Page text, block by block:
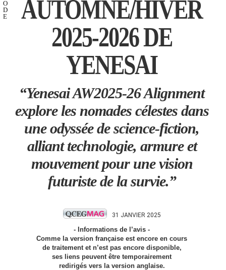
O
D
E
AUTOMNE/HIVER
2025-2026 DE
YENESAI
“Yenesai AW2025-26 Alignment
explore les nomades célestes dans
une odyssée de science-fiction,
alliant technologie, armure et
mouvement pour une vision
futuriste de la survie.”
31 JANVIER 2025
- Informations de l’avis -
Comme la version française est encore en cours
de traitement et n’est pas encore disponible,
ses liens peuvent être temporairement
redirigés vers la version anglaise.